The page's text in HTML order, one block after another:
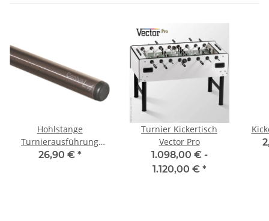
Hohlstange
Turnierausführung
Contus® L4
26,90 € *
Turnier Kickertisch
Vector Pro
1.098,00 € -
1.120,00 € *